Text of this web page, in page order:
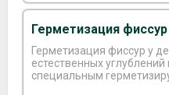
Герметизация
Герметизация фиссур у
естественных
специальным
предотвращения